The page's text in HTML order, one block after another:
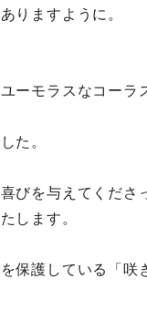
りますように。
ーモラスなコーラ
た。
びを与えてくださ
します。
保護している「咲